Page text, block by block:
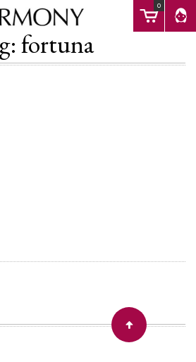
0
fortuna